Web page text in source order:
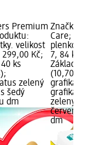
Premium
velikost
Kč;
ks
zelený
šedý
dm
Značka:
Care;
7, 84
(10,70
grafika,
grafika;
zelený
červený
dm